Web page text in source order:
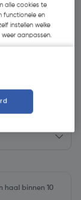
haal binnen 10
alle cookies te
functionele en
instellen welke
aanpassen.